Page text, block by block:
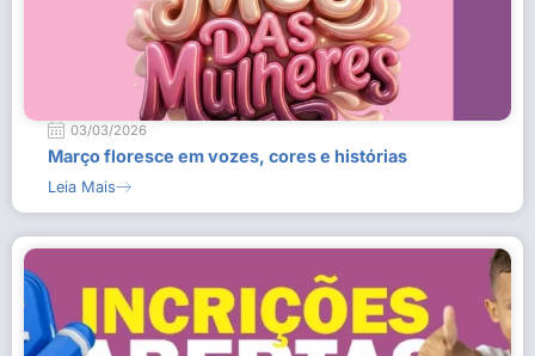
03/03/2026
Março floresce em vozes, cores e histórias
Leia Mais